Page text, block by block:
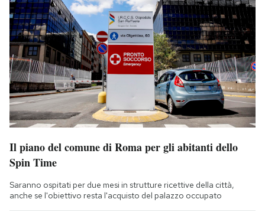
Il piano del comune di Roma per gli abitanti dello
Spin Time
Saranno ospitati per due mesi in strutture ricettive della città,
anche se l'obiettivo resta l'acquisto del palazzo occupato